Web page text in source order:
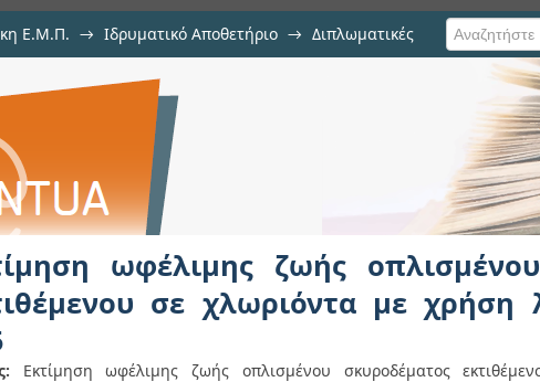
Ε.Μ.Π. → Ιδρυματικό Αποθετήριο → Διπλωματικές
ζωής οπλισμένου σκυροδέματος
LIFE 365
ωφέλιμης ζωής
σε χλωριόντα με χρήση
Εκτίμηση ωφέλιμης ζωής οπλισμένου σκυροδέματος